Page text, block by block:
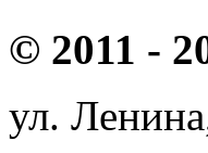
© 2011 -
ул.